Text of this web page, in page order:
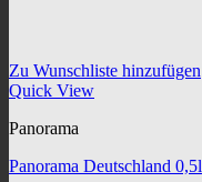
Zu Wunschliste hinzufügen
Quick View
Panorama
Panorama Deutschland 0,5l